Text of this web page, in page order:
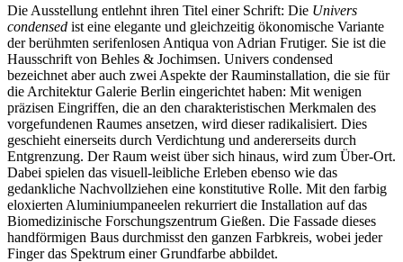
Die Ausstellung entlehnt ihren Titel einer Schrift: Die Univers
condensed ist eine elegante und gleichzeitig ökonomische Variante
der berühmten serifenlosen Antiqua von Adrian Frutiger. Sie ist die
Hausschrift von Behles & Jochimsen. Univers condensed
bezeichnet aber auch zwei Aspekte der Rauminstallation, die sie für
die Architektur Galerie Berlin eingerichtet haben: Mit wenigen
präzisen Eingriffen, die an den charakteristischen Merkmalen des
vorgefundenen Raumes ansetzen, wird dieser radikalisiert. Dies
geschieht einerseits durch Verdichtung und andererseits durch
Entgrenzung. Der Raum weist über sich hinaus, wird zum Über-Ort.
Dabei spielen das visuell-leibliche Erleben ebenso wie das
gedankliche Nachvollziehen eine konstitutive Rolle. Mit den farbig
eloxierten Aluminiumpaneelen rekurriert die Installation auf das
Biomedizinische Forschungszentrum Gießen. Die Fassade dieses
handförmigen Baus durchmisst den ganzen Farbkreis, wobei jeder
Finger das Spektrum einer Grundfarbe abbildet.